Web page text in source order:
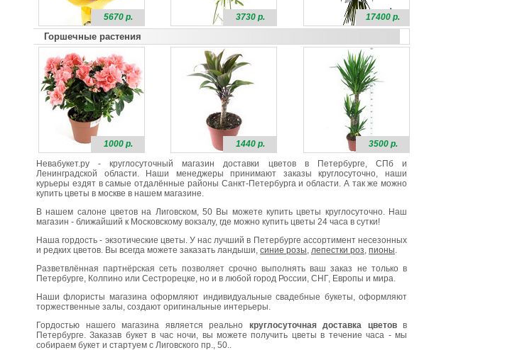
5670 р. 3730 р. 17400 р.
Горшечные растения
1000 р. 1440 р.
3500 р.
Невабукет.ру - круглосуточный магазин доставки цветов в Петербурге, СПб и
Ленинградской области. Наши менеджеры принимают заказы круглосуточно, наши
курьеры ездят в самые отдалённые районы Санкт-Петербурга и области. А так же можно
купить цветы в москве в нашем магазине.
В нашем салоне цветов на Лиговском, 50 Вы можете купить цветы круглосуточно. Наш
магазин - ближайший к Московскому вокзалу, где можно купить цветы 24 часа в сутки!
Наша гордость - экзотические цветы. У нас лучший в Петербурге ассортимент несезонных
и редких цветов. Вы всегда можете заказать ландыши, синие розы, лепестки роз, пионы.
Разветвлённая партнёрская сеть позволяет срочно выполнять ваш заказ не только в
Петербурге, Колпино или Сестрорецке, но и в любой город России, СНГ, Европы и мира.
Наши флористы магазина оформляют индивидуальные свадебные букеты, оформляют
торжественные залы, создают оригинальные интерьеры.
Гордостью нашего магазина является реально круглосуточная доставка цветовв
Петербурге. Заказав букет в час ночи, вы можете получить цветы в течение часа - мы
собираем букет и стартуем с Лиговского пр., 50..